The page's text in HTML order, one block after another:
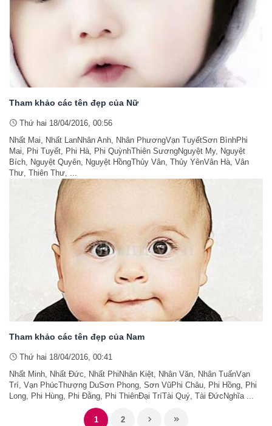
Tham khảo các tên đẹp của Nữ
Thứ hai 18/04/2016, 00:56
Nhất Mai, Nhất LanNhân Anh, Nhân PhươngVạn TuyếtSơn BìnhPhi
Mai, Phi Tuyết, Phi Hà, Phi QuỳnhThiên SươngNguyệt My, Nguyệt
Bích, Nguyệt Quyên, Nguyệt HồngThủy Vân, Thủy YênVân Hà, Vân
Thư, Thiên Thư, ...
Tham khảo các tên đẹp của Nam
Thứ hai 18/04/2016, 00:41
Nhất Minh, Nhất Đức, Nhất PhiNhân Kiệt, Nhân Văn, Nhân TuấnVạn
Trí, Vạn PhúcThượng DuSơn Phong, Sơn VũPhi Châu, Phi Hồng, Phi
Long, Phi Hùng, Phi Đằng, Phi ThiênĐại TríTài Quý, Tài ĐứcNghĩa ...
1 2